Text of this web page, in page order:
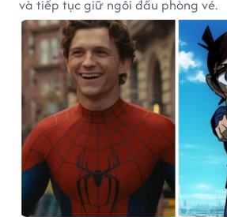
và tiếp tục giữ ngôi đầu phòng vé.